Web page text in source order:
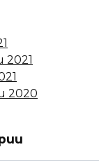
2021
2020